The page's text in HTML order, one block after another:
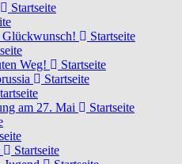
Startseite
Glückwunsch!
Startseite
Weg!
Startseite
Startseite
am 27. Mai
Startseite
Startseite